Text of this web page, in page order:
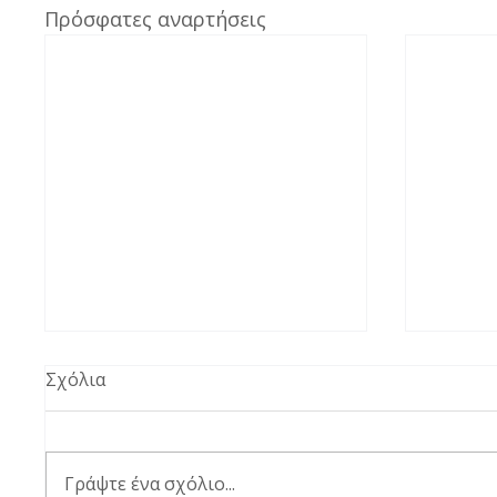
Πρόσφατες αναρτήσεις
Σχόλια
Γράψτε ένα σχόλιο...